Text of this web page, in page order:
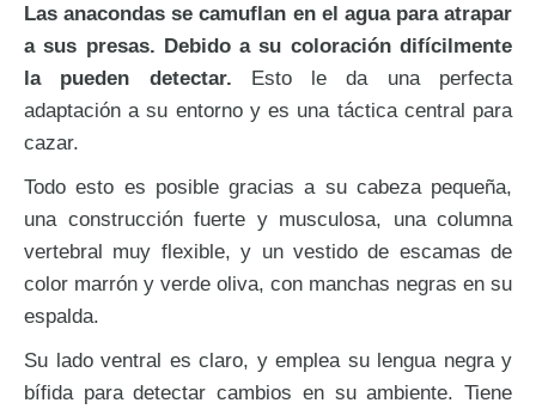
Las anacondas se camuflan en el agua para atrapar
a sus presas. Debido a su coloración difícilmente
la pueden detectar. Esto le da una perfecta
adaptación a su entorno y es una táctica central para
cazar.
Todo esto es posible gracias a su cabeza pequeña,
una construcción fuerte y musculosa, una columna
vertebral muy flexible, y un vestido de escamas de
color marrón y verde oliva, con manchas negras en su
espalda.
Su lado ventral es claro, y emplea su lengua negra y
bífida para detectar cambios en su ambiente. Tiene